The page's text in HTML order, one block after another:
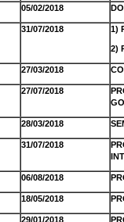
05/02/2018
31/07/2018 1)
2)
27/03/2018
27/07/2018
28/03/2018
31/07/2018
06/08/2018
18/05/2018
29/01/2018